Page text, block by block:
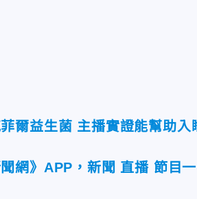
菲爾益生菌 主播實證能幫助入
網》APP，新聞 直播 節目